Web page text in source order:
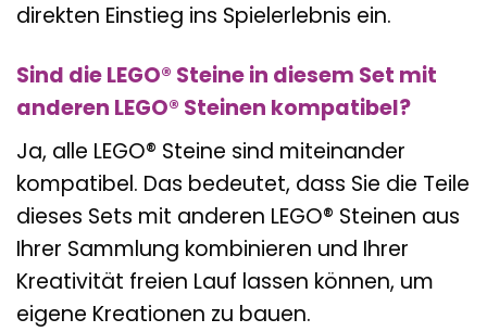
direkten Einstieg ins Spielerlebnis ein.
Sind die LEGO® Steine in diesem Set mit
anderen LEGO® Steinen kompatibel?
Ja, alle LEGO® Steine sind miteinander
kompatibel. Das bedeutet, dass Sie die Teile
dieses Sets mit anderen LEGO® Steinen aus
Ihrer Sammlung kombinieren und Ihrer
Kreativität freien Lauf lassen können, um
eigene Kreationen zu bauen.